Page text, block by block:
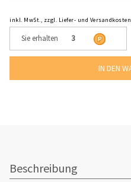
inkl. MwSt., zzgl. Liefer- und Versandkosten
Sie erhalten 3
Beschreibung